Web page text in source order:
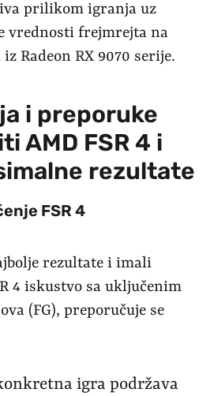
prilikom igranja uz
vrednosti frejmrejta na
Radeon RX 9070 serije.
i preporuke
AMD FSR 4 i
rezultate
FSR 4
rezultate i imali
4 iskustvo sa uključenim
(FG), preporučuje se
igra podržava